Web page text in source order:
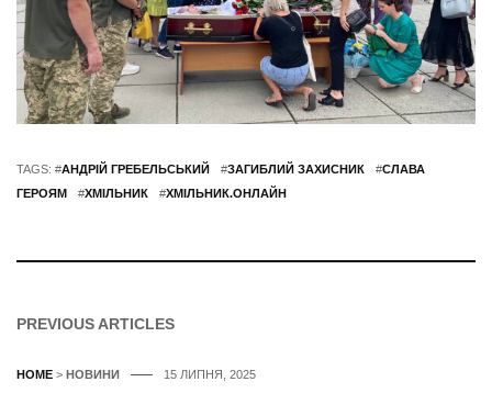
TAGS: #АНДРІЙ ГРЕБЕЛЬСЬКИЙ #ЗАГИБЛИЙ ЗАХИСНИК #СЛАВА
ГЕРОЯМ
#ХМІЛЬНИК #ХМІЛЬНИК.ОНЛАЙН
PREVIOUS ARTICLES
HOME > НОВИНИ 15 ЛИПНЯ, 2025